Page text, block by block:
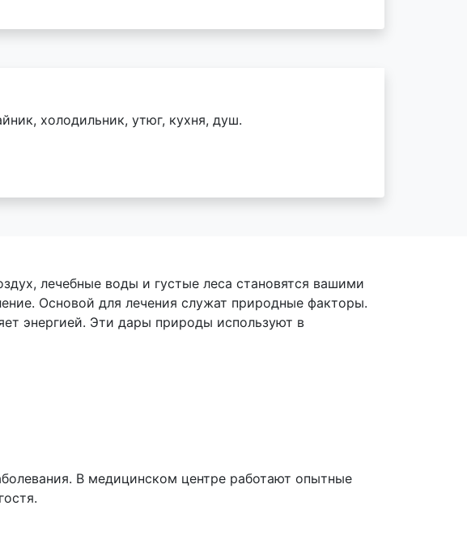
холодильник, утюг, кухня, душ.
лечебные воды и густые леса становятся вашими
Основой для лечения служат природные факторы.
энергией. Эти дары природы используют в
В медицинском центре работают опытные